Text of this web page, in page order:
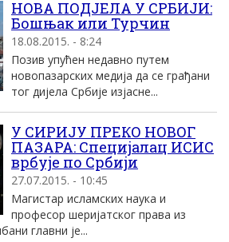
НОВА ПОДЈЕЛА У СРБИЈИ:
Бошњак или Турчин
18.08.2015. - 8:24
Позив упућен недавно путем
новопазарских медија да се грађани
тог дијела Србије изјасне...
У СИРИЈУ ПРЕКО НОВОГ
ПАЗАРА: Специјалац ИСИС
врбује по Србији
27.07.2015. - 10:45
Магистар исламских наука и
професор шеријатског права из
главни је...